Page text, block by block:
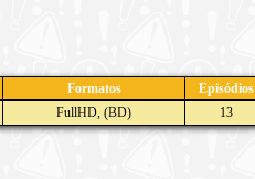
Formatos
Episódios
FullHD, (BD) 13